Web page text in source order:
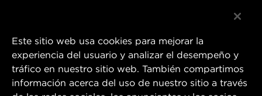
1 Wix Way
Este sitio web usa cookies para mejorar la
experiencia del usuario y analizar el desempeño y
tráfico en nuestro sitio web. También compartimos
información acerca del uso de nuestro sitio a través